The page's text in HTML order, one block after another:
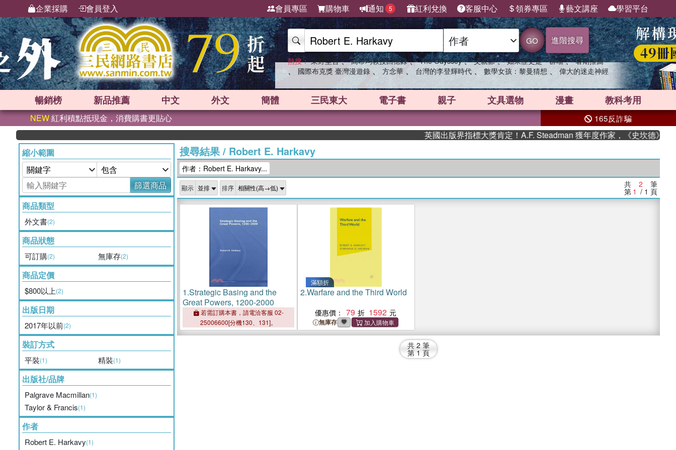
企業採購 會員登入 會員專區 購物車 通知 5 紅利兌換 客服中心 領券專區 藝文講座 學習平台
GO 進階搜尋
熱搜： 東野圭吾 、 高希均教授回憶錄 、 The Odyssey 、 父親節 、 如果歷史是一群喵 、 暑期推薦
、 國際布克獎 臺灣漫遊錄 、 方念華 、 台灣的李登輝時代 、 數學女孩：黎曼猜想 、 偉大的迷走神經
暢銷榜 新品推薦 中文 外文 簡體 三民東大 電子書 親子 文具選物 漫畫 教科考用
NEW紅利積點抵現金，消費購書更貼心 165反詐騙
英國出版界指標大獎肯定！A.F. Steadman 獲年度作家，《史坎德》系列
縮小範圍
篩選商品
商品類型
外文書(2)
商品狀態
可訂購(2) 無庫存(2)
商品定價
$800以上(2)
出版日期
2017年以前(2)
裝訂方式
平裝(1) 精裝(1)
出版社/品牌
Palgrave Macmillan(1)
Taylor & Francis(1)
作者
Robert E. Harkavy(1)
搜尋結果/ Robert E. Harkavy
作者：Robert E. Harkavy...
顯示 排序 共 2 筆
第 1 / 1 頁
1.Strategic Basing and the
Great Powers, 1200-2000
若需訂購本書，請電洽客服 02-
25006600[分機130、131]。
滿額折
2.Warfare and the Third World
優惠價： 79 1592
無庫存
共 2 筆
第 1 頁